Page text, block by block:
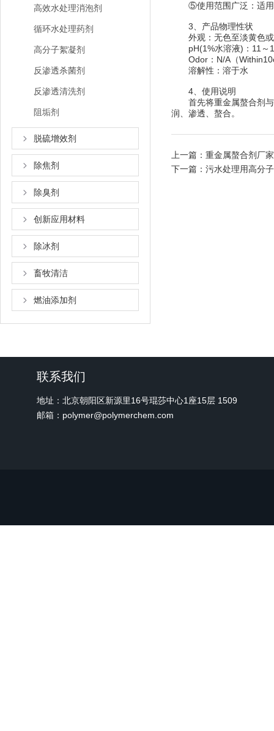
高效水处理消泡剂
循环水处理药剂
高分子絮凝剂
反渗透杀菌剂
反渗透清洗剂
阻垢剂
脱硫增效剂
除焦剂
除臭剂
创新应用材料
除冰剂
畜牧清洁
燃油添加剂
⑤使用范围广泛：适用于
3、产品物理性状
外观：无色至淡黄色或
pH(1%水溶液)：11～
Odor：N/A（
溶解性：溶于水
4、使用说明
首先将重金属螯合剂与
润、渗透、螯合。
上一篇： 重金属螯合剂厂
下一篇： 污水处理用高分
联系我们
地址：北京朝阳区新源里16号琨莎中心1座15层 1509
邮箱：polymer@polymerchem.com